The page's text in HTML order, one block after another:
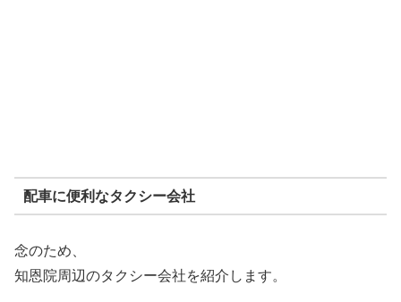
配車に便利なタクシー会社
念のため、
知恩院周辺のタクシー会社を紹介します。